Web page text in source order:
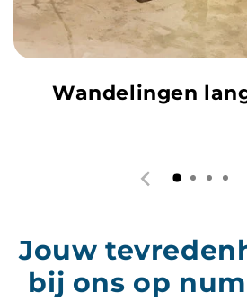
Wandelingen
Jouw
bij ons op